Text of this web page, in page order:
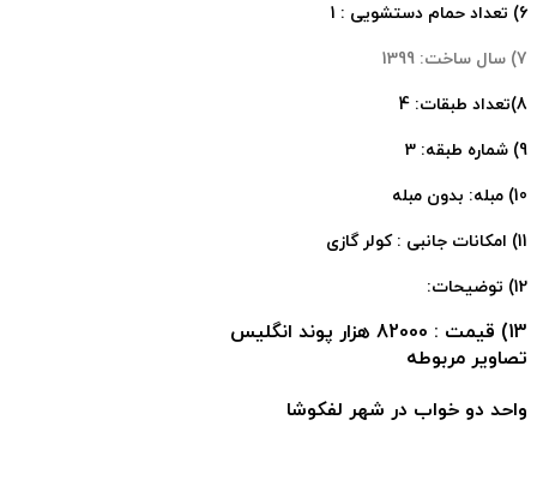
6) تعداد حمام دستشویی : 1
7) سال ساخت: 1399
8)تعداد طبقات: 4
9) شماره طبقه: 3
10) مبله: بدون مبله
11) امکانات جانبی : کولر گازی
12) توضیحات:
13) قیمت : 82000 هزار پوند انگلیس
تصاویر مربوطه
واحد دو خواب در شهر لفکوشا